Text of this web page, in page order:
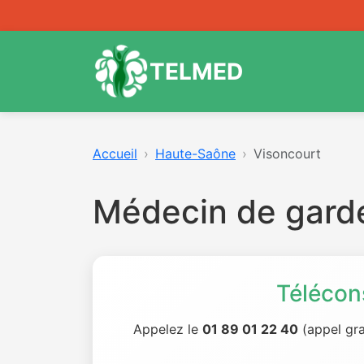
TELMED
Accueil Haute-Saône Visoncourt
Médecin de
Appelez le 01 89 01 22 40 (appel